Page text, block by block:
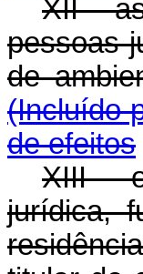
XII -
pessoas
de
(Incluído
de efeitos
XIII -
jurídica,